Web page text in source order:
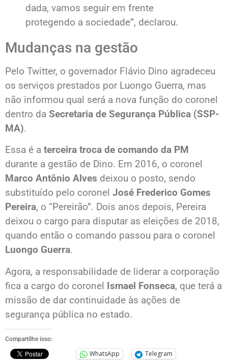
dada, vamos seguir em frente
protegendo a sociedade”, declarou.
Mudanças na gestão
Pelo Twitter, o governador Flávio Dino agradeceu
os serviços prestados por Luongo Guerra, mas
não informou qual será a nova função do coronel
dentro da Secretaria de Segurança Pública (SSP-
MA).
Essa é a terceira troca de comando da PM
durante a gestão de Dino. Em 2016, o coronel
Marco Antônio Alves deixou o posto, sendo
substituído pelo coronel José Frederico Gomes
Pereira, o “Pereirão”. Dois anos depois, Pereira
deixou o cargo para disputar as eleições de 2018,
quando então o comando passou para o coronel
Luongo Guerra.
Agora, a responsabilidade de liderar a corporação
fica a cargo do coronel Ismael Fonseca, que terá a
missão de dar continuidade às ações de
segurança pública no estado.
Compartilhe isso:
WhatsApp Telegram